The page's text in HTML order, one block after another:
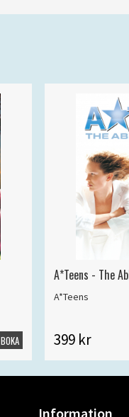
BOKA
A*Teens - The
A*Teens
399 kr
Information